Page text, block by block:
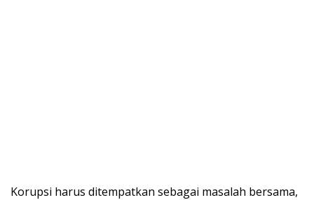
Korupsi harus ditempatkan sebagai masalah bersama,